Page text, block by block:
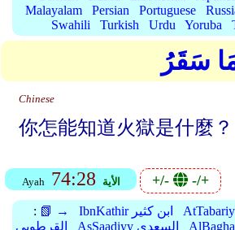
Malayalam
Persian Portuguese
Swahili
Turkish Urdu Yoruba
سَقَرُ
Chinese
你怎能知道火獄是什麼？
Ayah 74:28 الأية +/- -/+
: 📗 → IbnKathir ابن كثير
القرطوبي
AsSaadiyy السعدي